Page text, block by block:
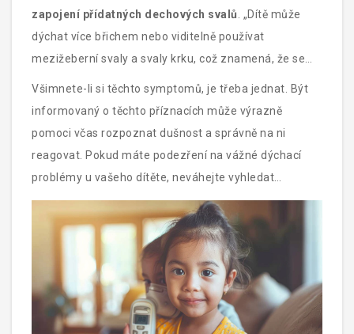
zapojení přídatných dechových svalů. „Dítě může
dýchat více břichem nebo viditelně používat
mezižeberní svaly a svaly krku, což znamená, že se
snaží vynaložit více úsilí k nádechu,“ vysvětluje
profesor Novák.
Všimnete-li si těchto symptomů, je třeba jednat. Být
informovaný o těchto příznacích může výrazně
pomoci včas rozpoznat dušnost a správně na ni
reagovat. Pokud máte podezření na vážné dýchací
problémy u vašeho dítěte, neváhejte vyhledat
lékařskou pomoc okamžitě.